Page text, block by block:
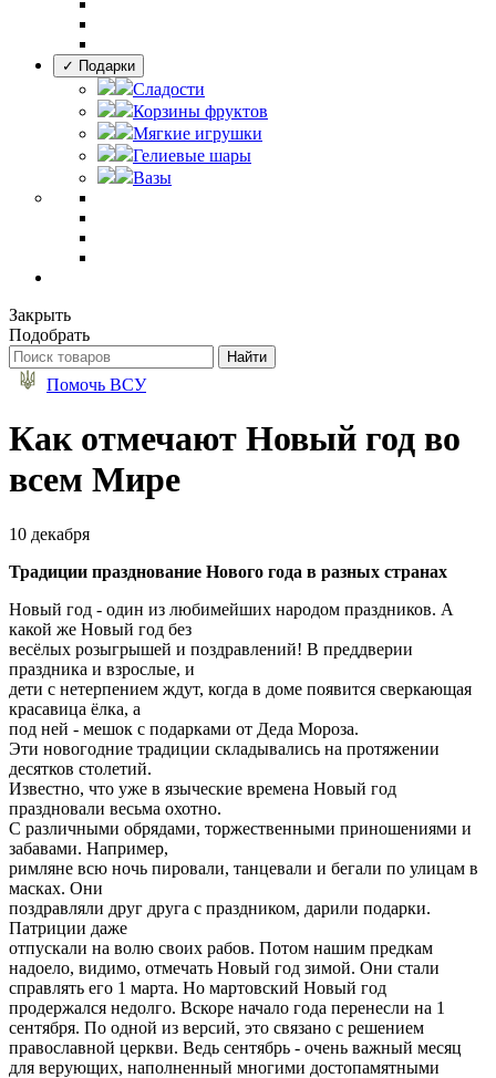
✓ Подарки
Сладости
Корзины фруктов
Мягкие игрушки
Гелиевые шары
Вазы
Закрыть
Подобрать
Помочь ВСУ
Как отмечают Новый год во
всем Мире
10 декабря
Традиции празднование Нового года в разных странах
Новый год - один из любимейших народом праздников. А
какой же Новый год без
весёлых розыгрышей и поздравлений! В преддверии
праздника и взрослые, и
дети с нетерпением ждут, когда в доме появится сверкающая
красавица ёлка, а
под ней - мешок с подарками от Деда Мороза.
Эти новогодние традиции складывались на протяжении
десятков столетий.
Известно, что уже в языческие времена Новый год
праздновали весьма охотно.
С различными обрядами, торжественными приношениями и
забавами. Например,
римляне всю ночь пировали, танцевали и бегали по улицам в
масках. Они
поздравляли друг друга с праздником, дарили подарки.
Патриции даже
отпускали на волю своих рабов. Потом нашим предкам
надоело, видимо, отмечать Новый год зимой. Они стали
справлять его 1 марта. Но мартовский Новый год
продержался недолго. Вскоре начало года перенесли на 1
сентября. По одной из версий, это связано с решением
православной церкви. Ведь сентябрь - очень важный месяц
для верующих, наполненный многими достопамятными